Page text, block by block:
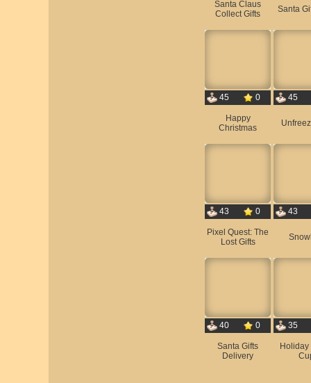
Santa Claus
Collect Gifts
Santa
45 0
Happy
Christmas
45
43 0
Pixel Quest: The
Lost Gifts
43
40 0
Santa Gifts
Delivery
35
Holiday